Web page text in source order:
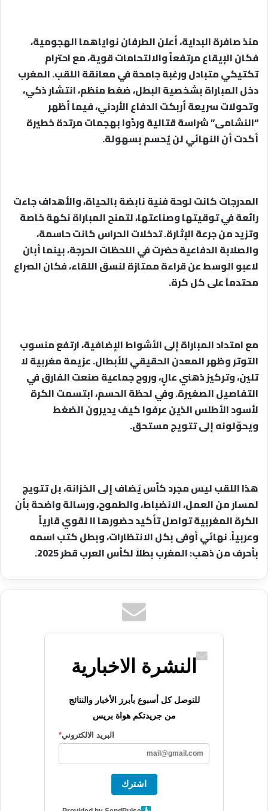
منذ صافرة البداية، أعلن الطرفان نواياهما الهجومية،
فكان الإيقاع مرتفعاً والالتحامات قوية، مع احترام
تكتيكي متبادل ورغبة جامحة في معانقة اللقب. المغرب
دخل المباراة بشخصية البطل، ضغط منظم، انتشار ذكي،
وتحولات سريعة أربكت الدفاع الأردني، فيما أظهر
“النشامى” شراسة قتالية وردّوا بهجمات مرتدة خطيرة
أكدت أن النهائي لن يُحسم بسهولة.
المدرجات كانت لوحة فنية نابضة بالحياة، والأهداف جاءت
رائعة في توقيتها وصناعتها، لتمنح المباراة نكهة خاصة
وتزيد من جرعة الإثارة. تدخلات الحراس كانت حاسمة،
والصلابة الدفاعية حضرت في اللحظات الحرجة، بينما أبان
لاعبو الوسط عن قراءة ممتازة لنسق اللقاء، فكان الصراع
محتدماً على كل كرة.
مع امتداد المباراة إلى الأشواط الإضافية، ارتفع منسوب
التوتر وظهر المعدن الحقيقي للأبطال. عزيمة مغربية لا
تلين، وتركيز ذهني عالٍ، وروح جماعية صنعت الفارق في
التفاصيل الصغيرة. وفي لحظة الحسم، ابتسمت الكرة
لأسود الأطلس الذين عرفوا كيف يديرون الضغط
ويحوّلونه إلى تتويج مستحق.
هذا اللقب ليس مجرد كأس يُضاف إلى الخزانة، بل تتويج
لمسار من العمل، الانضباط، والطموح، ورسالة واضحة بأن
الكرة المغربية تواصل تأكيد حضورها اا لقوي قارياً
وعربياً. نهائي أوفى بكل الانتظارات، وبطل كتب اسمه
بأحرف من ذهب: المغرب بطلاً لكأس العرب قطر 2025.
النشرة الاخبارية
للتوصل كل أسبوع بأبرز الأخبار والنتائج
من جريدتكم هواة بريس
البريد الالكتروني*
اشترك